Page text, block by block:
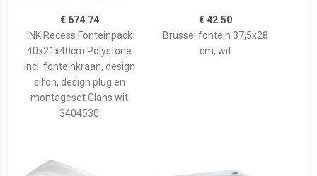
€ 674.74
INK Recess Fonteinpack
40x21x40cm Polystone
incl. fonteinkraan, design
sifon, design plug en
montageset Glans wit
3404530
€ 42.50
Brussel fontein 37,5x28
cm, wit